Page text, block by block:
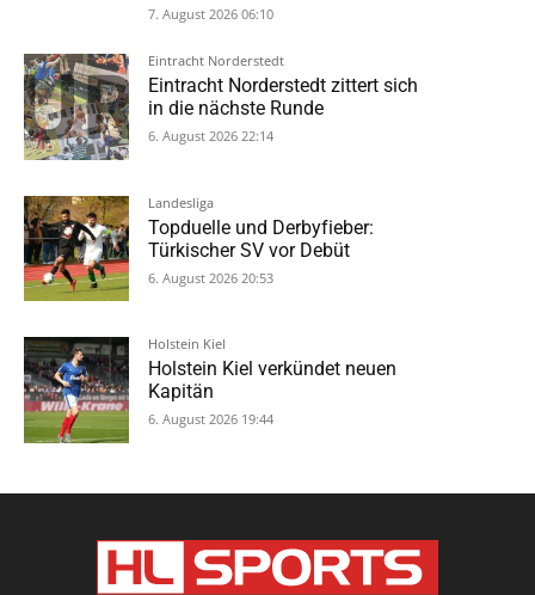
7. August 2026 06:10
Eintracht Norderstedt
Eintracht Norderstedt zittert sich
in die nächste Runde
6. August 2026 22:14
Landesliga
Topduelle und Derbyfieber:
Türkischer SV vor Debüt
6. August 2026 20:53
Holstein Kiel
Holstein Kiel verkündet neuen
Kapitän
6. August 2026 19:44